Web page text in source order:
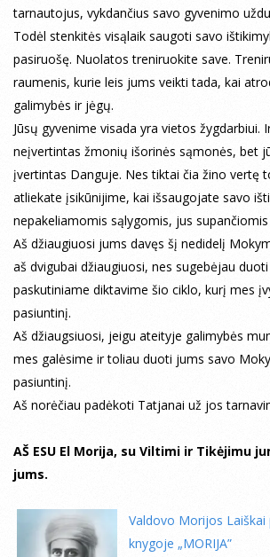
tarnautojus, vykdančius savo gyvenimo
Todėl stenkitės visąlaik saugoti savo
pasiruošę. Nuolatos treniruokite save.
raumenis, kurie leis jums veikti tada, kai
galimybės ir jėgų.
Jūsų gyvenime visada yra vietos žygdarbiui.
neįvertintas žmonių išorinės sąmonės, bet
įvertintas Danguje. Nes tiktai čia žino vertę
atliekate įsikūnijime, kai išsaugojate savo
nepakeliamomis sąlygomis, jus
Aš džiaugiuosi jums davęs šį nedidelį
aš dvigubai džiaugiuosi, nes sugebėjau
paskutiniame diktavime šio ciklo, kurį mes
pasiuntinį.
Aš džiaugsiuosi, jeigu ateityje galimybės
mes galėsime ir toliau duoti jums savo
pasiuntinį.
Aš norėčiau padėkoti Tatjanai už jos
AŠ ESU El Morija, su Viltimi ir Tikėjimu
jums.
Valdovo Morijos Laiškai
knygoje „MORIJA”